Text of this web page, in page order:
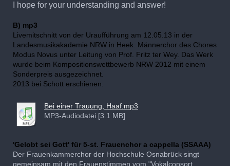
I hope for your understanding and answer!
B) mp3
Livemitschnitt von der Uraufführung am 12.05.13 in der
Landesmusikakademie NRW in Heek. Männerchor des Chores
Modus Novus unter Leitung von Prof. Fritz ter Wey. Das Werk
wurde beim Kompositionswettbewerb NRW 2012 mit einem
Sonderpreis ausgezeichnet.
2013 bei Schott erschienen.
Bei einer Trauung, Haaf.mp3
MP3-Audiodatei [3.1 MB]
'Gelobt sei Gott' für 5-st. Frauenchor a cappella (SSAAA)
Der Frauenkammerchor der Hochschule Osnabrück singt
gemeinsam mit den Frauenstimmen vom "Vokalconsort